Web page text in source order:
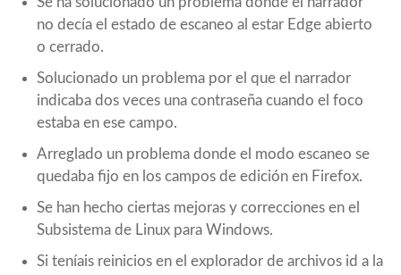
no decía el estado de escaneo al estar Edge abierto
o cerrado.
Solucionado un problema por el que el narrador
indicaba dos veces una contraseña cuando el foco
estaba en ese campo.
Arreglado un problema donde el modo escaneo se
quedaba fijo en los campos de edición en Firefox.
Se han hecho ciertas mejoras y correcciones en el
Subsistema de Linux para Windows.
Si teníais reinicios en el explorador de archivos id a la